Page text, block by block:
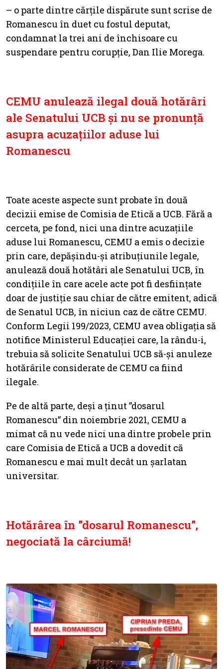
– o parte dintre cărțile dispărute sunt scrise de
Romanescu în duet cu fostul deputat,
condamnat la trei ani de închisoare cu
suspendare pentru corupție, Dan Ilie Morega.
CEMU anulează ilegal două hotărâri
ale Senatului UCB și nu se pronunță
asupra acuzațiilor aduse lui
Romanescu
Toate aceste aspecte sunt probate în două
decizii emise de Comisia de Etică a UCB. Fără a
cerceta, pe fond, nici una dintre acuzațiile
aduse lui Romanescu, CEMU a emis o decizie
prin care, depășindu-și atribuțiunile legale,
anulează două hotătâri ale Senatului UCB, în
condițiile în care acele acte pot fi desființate
doar de justiție sau chiar de către emitent, adică
de Senatul UCB, în niciun caz de către CEMU.
Conform Legii 199/2023, CEMU avea obligația să
notifice Ministerul Educației care, la rându-i,
trebuia să solicite Senatului UCB să-și anuleze
hotărârile considerate de CEMU ca fiind
ilegale.
Pe de altă parte, deși a ținut ”dosarul
Romanescu” din noiembrie 2021, CEMU a
mimat că nu vede nici una dintre probele prin
care Comisia de Etică a UCB a dovedit că
Romanescu e mai mult decât un șarlatan
universitar.
Hotărârea în ”dosarul Romanescu”,
negociată la cârciumă!